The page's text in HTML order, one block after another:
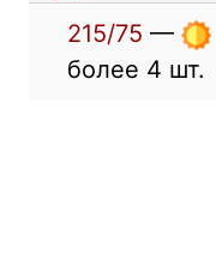
215/75 —
более 4 шт.